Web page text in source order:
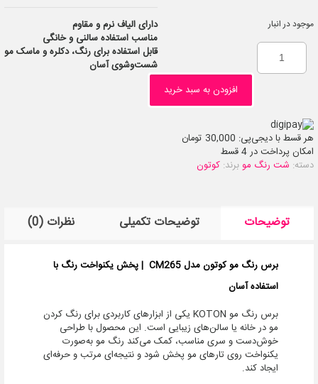
دارای الیاف نرم و مقاوم
مناسب استفاده سالنی و خانگی
قابل استفاده برای رنگ، دکلره و ماسک مو
شست‌وشوی آسان
موجود در انبار
افزودن به سبد خرید
هر قسط با دیجی‌پی: 30,000 تومان
امکان پرداخت در 4 قسط
دسته: شت رنگ موبرند: کوتون
توضیحات توضیحات تکمیلی نظرات (0)
برس رنگ مو کوتون مدل CM265 | پخش یکنواخت رنگ با
استفاده آسان
برس رنگ مو KOTON یکی از ابزارهای کاربردی برای رنگ کردن
مو در خانه یا سالن‌های زیبایی است. این محصول با طراحی
خوش‌دست و سری مناسب، کمک می‌کند رنگ مو به‌صورت
یکنواخت روی تارهای مو پخش شود و نتیجه‌ای مرتب و حرفه‌ای
ایجاد کند.